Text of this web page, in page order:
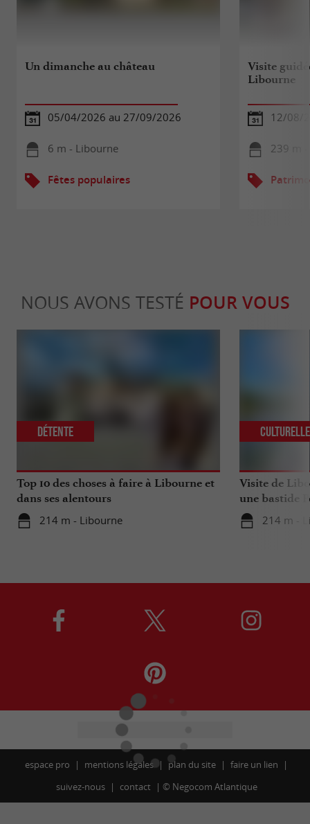
Un dimanche au château
05/04/2026 au 27/09/2026
6 m - Libourne
Fêtes populaires
Visite
Libourne
12/08/
239 m
NOUS AVONS TESTÉ POUR VOUS
Top 10 des choses à faire à Libourne et
dans ses alentours
214 m - Libourne
Détente
Visite de
une bastide
214 m -
Culturelle
espace pro mentions légales plan du site
faire un lien
suivez-nous
contact © Negocom Atlantique